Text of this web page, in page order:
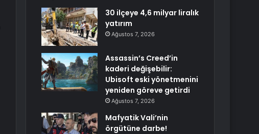
30 ilçeye 4,6 milyar liralık
yatırım
Ağustos 7, 2026
Assassin’s Creed’in
kaderi değişebilir:
Ubisoft eski yönetmenini
yeniden göreve getirdi
Ağustos 7, 2026
Mafyatik Vali’nin
örgütüne darbe!